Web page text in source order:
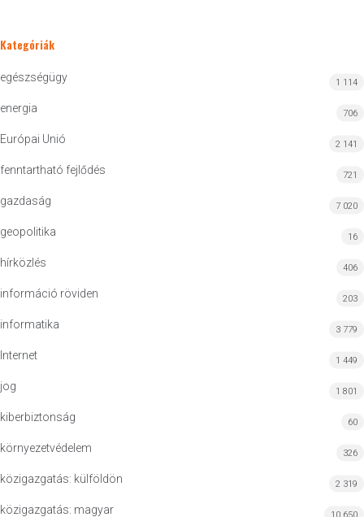
Kategóriák
egészségügy 1 114
energia 706
Európai Unió 2 141
fenntartható fejlődés 721
gazdaság 7 020
geopolitika 16
hírközlés 406
információ röviden 203
informatika 3 779
Internet 1 449
jog 1 801
kiberbiztonság 60
környezetvédelem 326
közigazgatás: külföldön 2 319
közigazgatás: magyar 10 650